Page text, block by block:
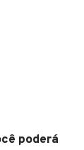
poderá